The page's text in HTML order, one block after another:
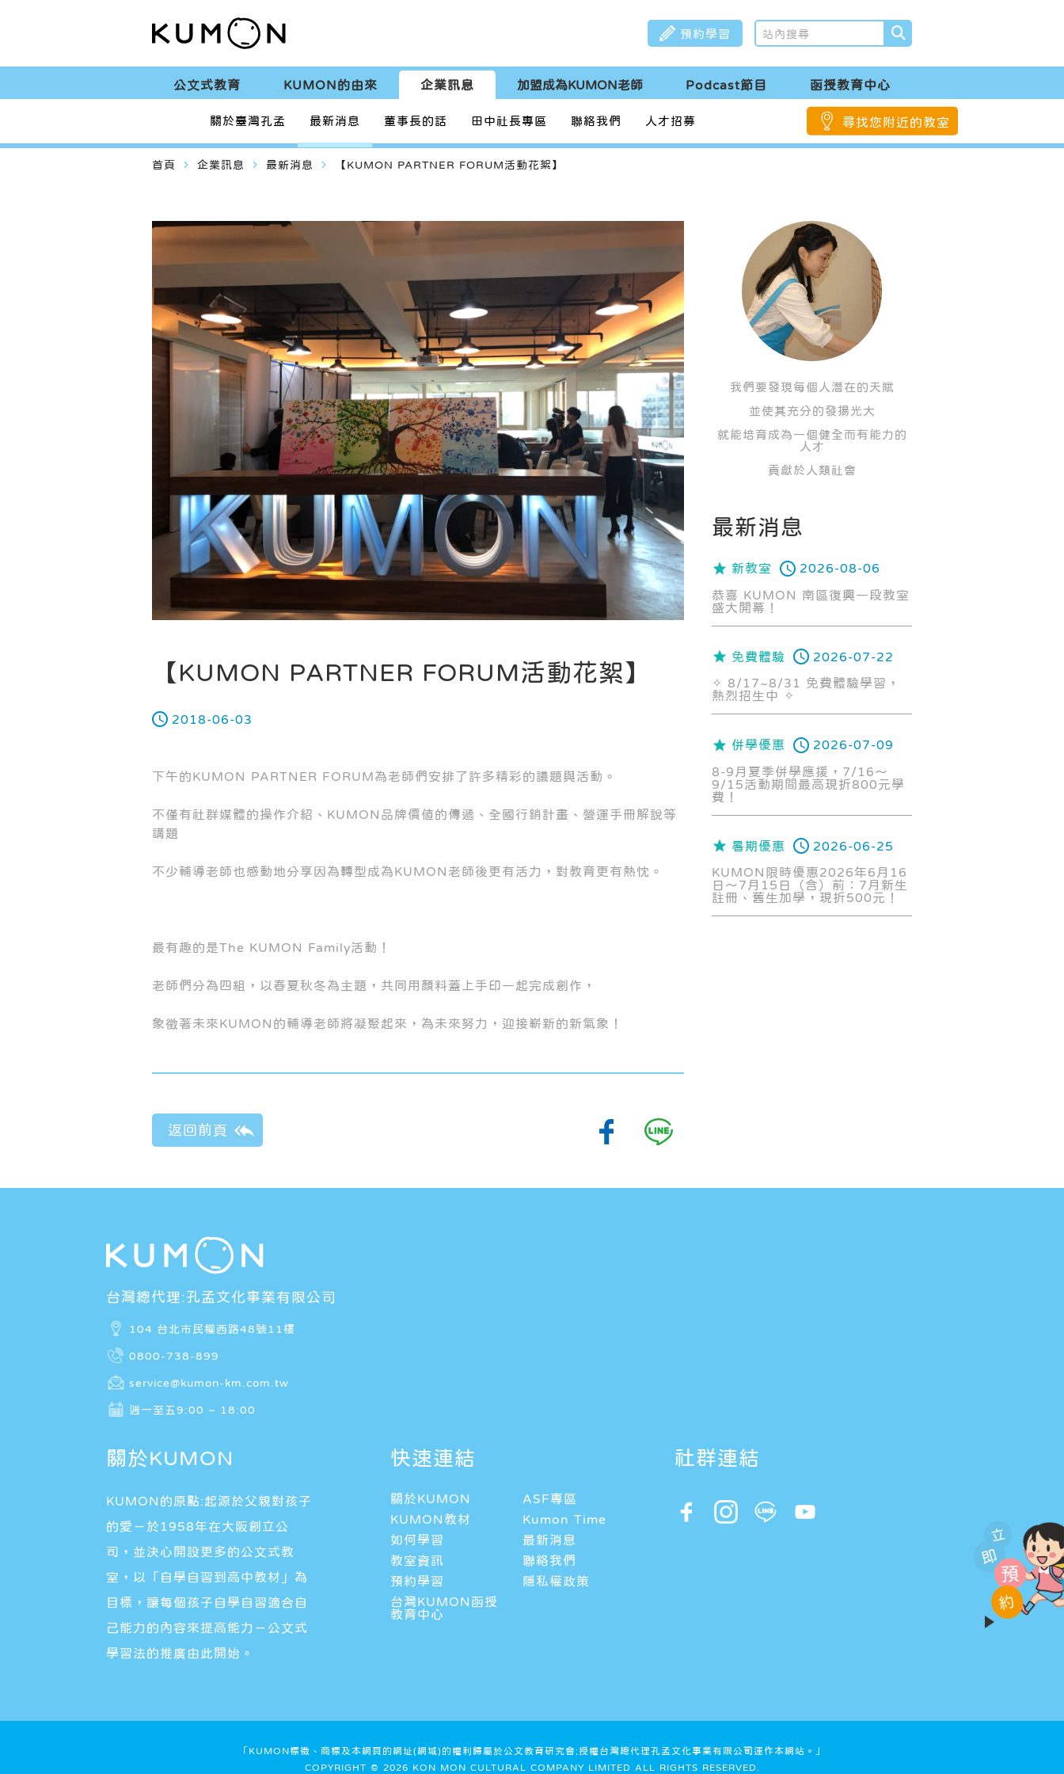
預約學習
公文式教育 KUMON的由來 企業訊息 加盟成為KUMON老師 Podcast節目 函授教育中心
關於臺灣孔孟 最新消息 董事長的話 田中社長專區 聯絡我們 人才招募 尋找您附近的教室
首頁 navigate_next 企業訊息 navigate_next 最新消息 navigate_next 【KUMON PARTNER FORUM活動花絮】
【KUMON PARTNER FORUM活動花絮】
2018-06-03
下午的KUMON PARTNER FORUM為老師們安排了許多精彩的議題與活動。
不僅有社群媒體的操作介紹、KUMON品牌價值的傳遞、全國行銷計畫、營運手冊解說等
講題
不少輔導老師也感動地分享因為轉型成為KUMON老師後更有活力，對教育更有熱忱。
最有趣的是The KUMON Family活動！
老師們分為四組，以春夏秋冬為主題，共同用顏料蓋上手印一起完成創作，
象徵著未來KUMON的輔導老師將凝聚起來，為未來努力，迎接嶄新的新氣象！
我們要發現每個人潛在的天賦
並使其充分的發揚光大
就能培育成為一個健全而有能力的
人才
貢獻於人類社會
最新消息
新教室 2026-08-06
恭喜 KUMON 南區復興一段教室
盛大開幕！
免費體驗 2026-07-22
✧ 8/17~8/31 免費體驗學習，
熱烈招生中 ✧
併學優惠 2026-07-09
8-9月夏季併學應援，7/16～
9/15活動期間最高現折800元學
費！
暑期優惠 2026-06-25
KUMON限時優惠2026年6月16
日～7月15日（含）前：7月新生
註冊、舊生加學，現折500元！
立
即
預
約
台灣總代理:孔孟文化事業有限公司
104 台北市民權西路48號11樓
0800-738-899
service@kumon-km.com.tw
週一至五9:00 ~ 18:00
關於KUMON
KUMON的原點:起源於父親對孩子
的愛－於1958年在大阪創立公
司，並決心開設更多的公文式教
室，以「自學自習到高中教材」為
目標，讓每個孩子自學自習適合自
己能力的內容來提高能力－公文式
學習法的推廣由此開始。
快速連結
關於KUMON
ASF專區
KUMON教材
Kumon Time
如何學習
最新消息
教室資訊
聯絡我們
預約學習
隱私權政策
台灣KUMON函授
教育中心
社群連結
「KUMON標徵、商標及本網頁的網址(網域)的權利歸屬於公文教育研究會;授權台灣總代理孔孟文化事業有限公司運作本網站。」
COPYRIGHT © 2026 KON MON CULTURAL COMPANY LIMITED ALL RIGHTS RESERVED.